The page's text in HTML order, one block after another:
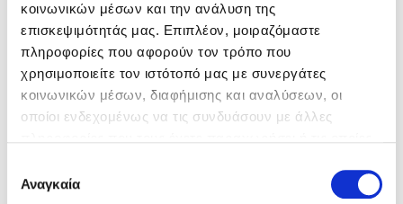
κοινωνικών μέσων και την ανάλυση της
επισκεψιμότητάς μας. Επιπλέον, μοιραζόμαστε
πληροφορίες που αφορούν τον τρόπο που
χρησιμοποιείτε τον ιστότοπό μας με συνεργάτες
κοινωνικών μέσων, διαφήμισης και αναλύσεων, οι
οποίοι ενδεχομένως να τις συνδυάσουν με άλλες
των υπηρεσιών τους. Ρυθμίστε τις προτιμήσεις των
συγκατάθεσης
Αναγκαία
Θέματα εξετάσεων (past papers), τις προδιαγραφές
των επιπέδων (syllabus) καθώς και περισσότερες
πληροφορίες για τις εξετάσεις μπορείτε να βρείτε
αυτό το σύνδεσμο.